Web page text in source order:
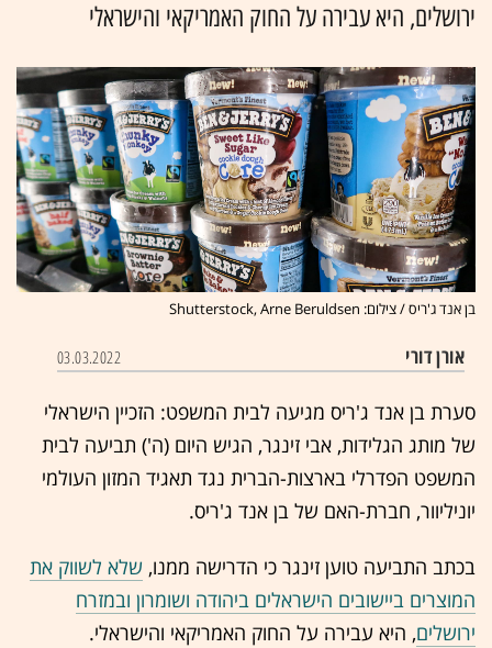
ירושלים, היא עבירה על החוק האמריקאי והישראלי
בן אנד ג'ריס / צילום: Shutterstock, Arne Beruldsen
אורן דורי 03.03.2022
סערת בן אנד ג'ריס מגיעה לבית המשפט: הזכיין הישראלי
של מותג הגלידות, אבי זינגר, הגיש היום (ה') תביעה לבית
המשפט הפדרלי בארצות-הברית נגד תאגיד המזון העולמי
יוניליוור, חברת-האם של בן אנד ג'ריס.
בכתב התביעה טוען זינגר כי הדרישה ממנו, שלא לשווק את
המוצרים ביישובים הישראלים ביהודה ושומרון ובמזרח
ירושלים, היא עבירה על החוק האמריקאי והישראלי.